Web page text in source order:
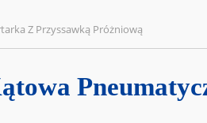
Z Przyssawką Próżniową